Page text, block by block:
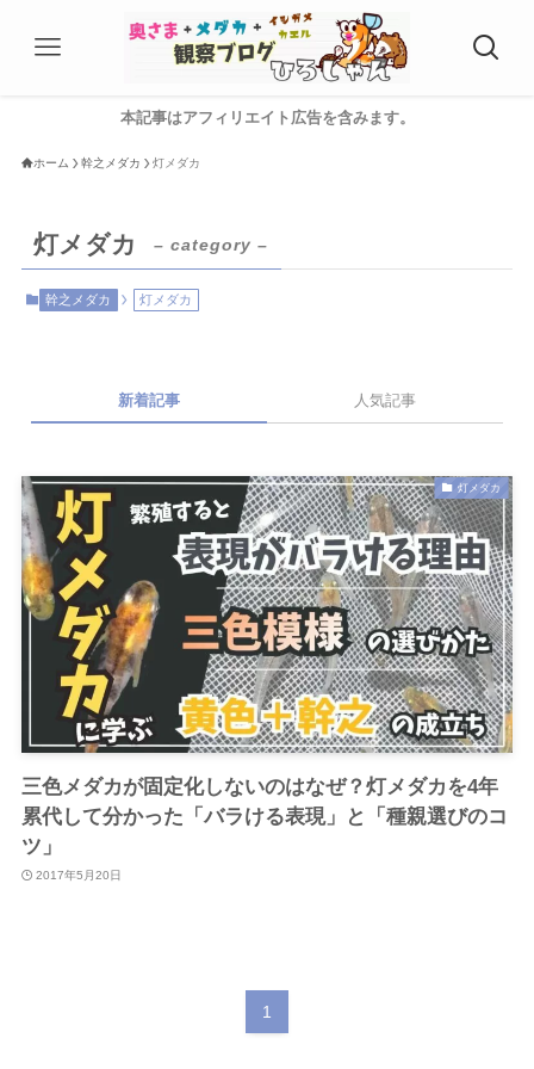
本記事はアフィリエイト広告を含みます。
ホーム 幹之メダカ 灯メダカ
灯メダカ – category –
幹之メダカ 灯メダカ
新着記事 人気記事
灯メダカ
三色メダカが固定化しないのはなぜ？灯メダカを4年
累代して分かった「バラける表現」と「種親選びのコ
ツ」
2017年5月20日
1